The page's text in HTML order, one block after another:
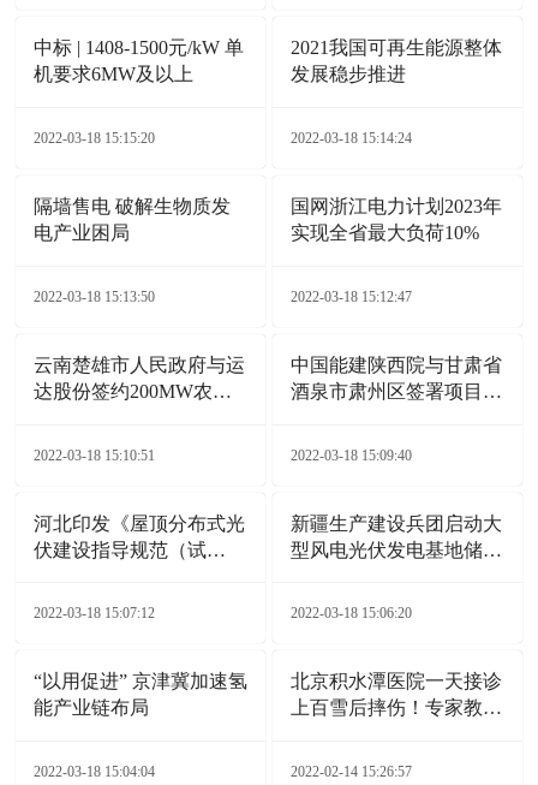
中标 | 1408-1500元/kW 单
机要求6MW及以上
2022-03-18 15:15:20
2021我国可再生能源整体
发展稳步推进
2022-03-18 15:14:24
隔墙售电 破解生物质发
电产业困局
2022-03-18 15:13:50
国网浙江电力计划2023年
实现全省最大负荷10%
2022-03-18 15:12:47
云南楚雄市人民政府与运
达股份签约200MW农业
2022-03-18 15:10:51
中国能建陕西院与甘肃省
酒泉市肃州区签署项目合
2022-03-18 15:09:40
河北印发《屋顶分布式光
伏建设指导规范（试
2022-03-18 15:07:12
新疆生产建设兵团启动大
型风电光伏发电基地储备
2022-03-18 15:06:20
“以用促进” 京津冀加速氢
能产业链布局
2022-03-18 15:04:04
北京积水潭医院一天接诊
上百雪后摔伤！专家教您
2022-02-14 15:26:57